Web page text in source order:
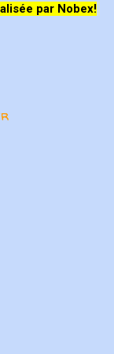
par Nobex!